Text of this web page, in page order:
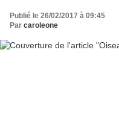
Publié le 26/02/2017 à 09:45
Par caroleone